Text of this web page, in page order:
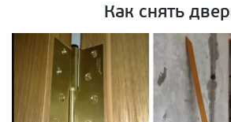
Как снять